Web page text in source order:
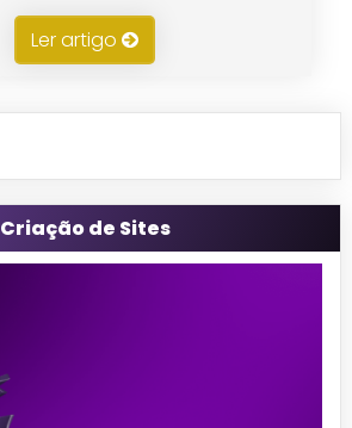
Ler artigo
Criação de Sites